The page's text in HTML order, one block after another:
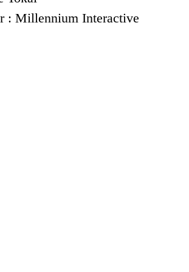
: Millennium Interactive